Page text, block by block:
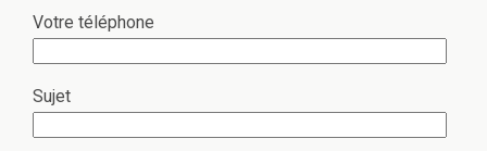
Votre téléphone
Sujet